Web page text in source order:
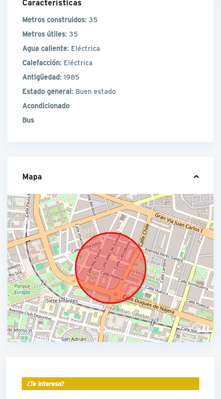
Características
Metros construidos: 35
Metros útiles: 35
Agua caliente: Eléctrica
Calefacción: Eléctrica
Antigüedad: 1985
Estado general: Buen estado
Acondicionado
Bus
Mapa
¿Te interesa?